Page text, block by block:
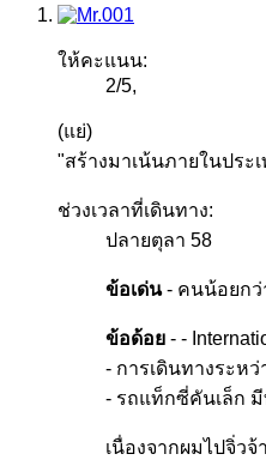
ให้คะแนน:
2/5,
(แย่)
"สร้างมาเน้นภายในประ
ช่วงเวลาที่เดินทาง:
ปลายตุลา 58
ข้อเด่น- คนน้อยกว่
ข้อด้อย - -
- การเดินทางระห
- รถแท็กซี่คันเล็ก
เนื่องจากผมไปจิ่ว